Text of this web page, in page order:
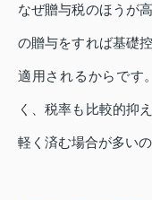
なぜ贈与税のほうが
の贈与をすれば基礎
適用されるからです
く、税率も比較的抑
軽く済む場合が多いの